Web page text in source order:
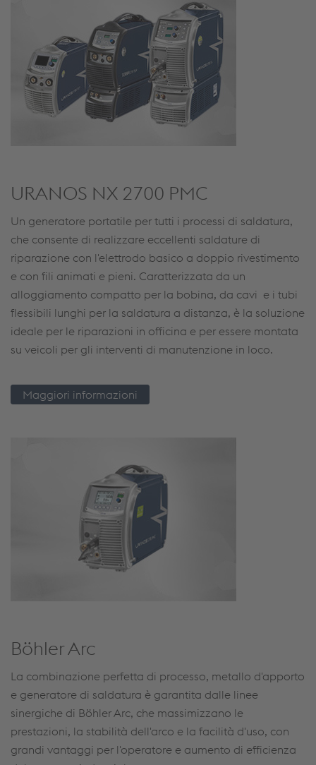
URANOS NX 2700 PMC
Un generatore portatile per tutti i processi di saldatura,
che consente di realizzare eccellenti saldature di
riparazione con l'elettrodo basico a doppio rivestimento
e con fili animati e pieni. Caratterizzata da un
alloggiamento compatto per la bobina, da cavi e i tubi
flessibili lunghi per la saldatura a distanza, è la soluzione
ideale per le riparazioni in officina e per essere montata
su veicoli per gli interventi di manutenzione in loco.
Maggiori informazioni
Böhler Arc
La combinazione perfetta di processo, metallo d'apporto
e generatore di saldatura è garantita dalle linee
sinergiche di Böhler Arc, che massimizzano le
prestazioni, la stabilità dell'arco e la facilità d'uso, con
grandi vantaggi per l'operatore e aumento di efficienza